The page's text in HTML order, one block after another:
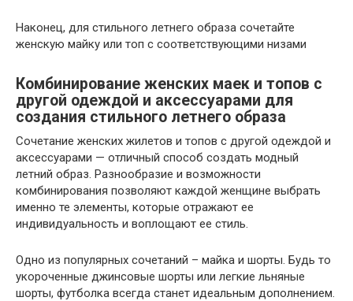
Наконец, для стильного летнего образа сочетайте
женскую майку или топ с соответствующими низами
Комбинирование женских маек и топов с
другой одеждой и аксессуарами для
создания стильного летнего образа
Сочетание женских жилетов и топов с другой одеждой и
аксессуарами — отличный способ создать модный
летний образ. Разнообразие и возможности
комбинирования позволяют каждой женщине выбрать
именно те элементы, которые отражают ее
индивидуальность и воплощают ее стиль.
Одно из популярных сочетаний – майка и шорты. Будь то
укороченные джинсовые шорты или легкие льняные
шорты, футболка всегда станет идеальным дополнением.